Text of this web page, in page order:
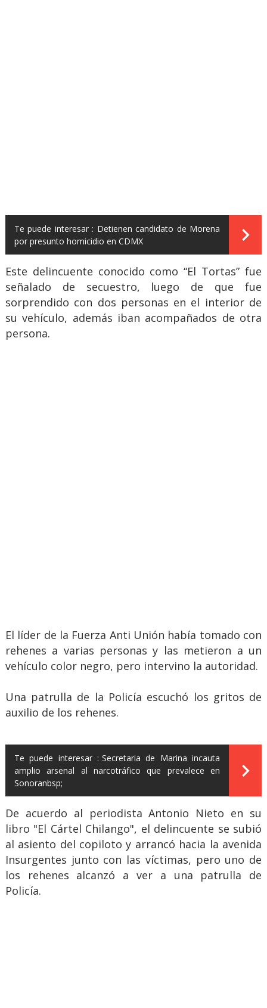
Te puede interesar : Detienen candidato de Morena
por presunto homicidio en CDMX
Este delincuente conocido como “El Tortas” fue
señalado de secuestro, luego de que fue
sorprendido con dos personas en el interior de
su vehículo, además iban acompañados de otra
persona.
El líder de la Fuerza Anti Unión había tomado con
rehenes a varias personas y las metieron a un
vehículo color negro, pero intervino la autoridad.
Una patrulla de la Policía escuchó los gritos de
auxilio de los rehenes.
Te puede interesar : Secretaria de Marina incauta
amplio arsenal al narcotráfico que prevalece en
Sonoranbsp;
De acuerdo al periodista Antonio Nieto en su
libro "El Cártel Chilango", el delincuente se subió
al asiento del copiloto y arrancó hacia la avenida
Insurgentes junto con las víctimas, pero uno de
los rehenes alcanzó a ver a una patrulla de
Policía.